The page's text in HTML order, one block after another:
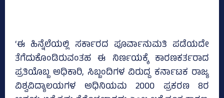
‘ಈ ಹಿನ್ನೆಲೆಯಲ್ಲಿ ಸರ್ಕಾರದ ಪೂರ್ವಾನುಮತಿ ಪಡೆಯದೇ
ತೆಗೆದುಕೊಂಡಿರುವಂತಹ ಈ ನಿರ್ಣಯಕ್ಕೆ ಕಾರಣಕರ್ತರಾದ
ಪ್ರತಿಯೊಬ್ಬ ಅಧಿಕಾರಿ, ಸಿಬ್ಬಂದಿಗಳ ವಿರುದ್ದ ಕರ್ನಾಟಕ ರಾಜ್ಯ
ವಿಶ್ವವಿದ್ಯಾಲಯಗಳ ಅಧಿನಿಯಮ 2000 ಪ್ರಕರಣ 8ರ